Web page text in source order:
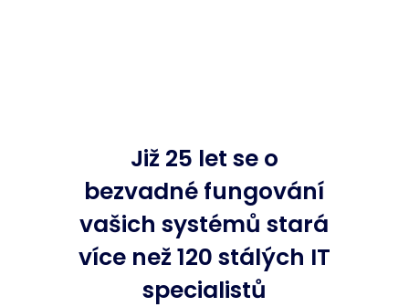
Již 25 let se o
bezvadné fungování
vašich systémů stará
více než 120 stálých IT
specialistů